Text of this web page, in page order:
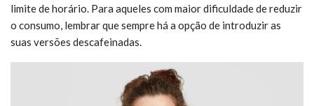
limite de horário. Para aqueles com maior dificuldade de reduzir
o consumo, lembrar que sempre há a opção de introduzir as
suas versões descafeinadas.